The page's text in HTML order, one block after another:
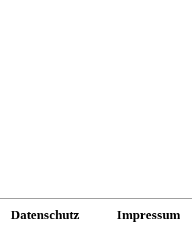
Datenschutz Impressum